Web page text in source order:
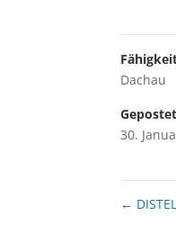
Dachau
30.
←